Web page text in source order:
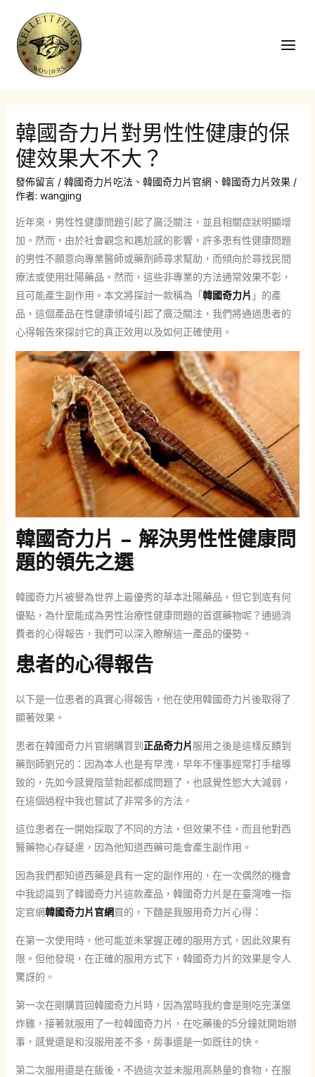
韓國奇力片對男性性健康的保
健效果大不大？
發佈留言 / 韓國奇力片吃法、 韓國奇力片官網、 韓國奇力片效果/
作者: wangjing
近年來，男性性健康問題引起了廣泛關注，並且相關症狀明顯增
加。然而，由於社會觀念和尷尬感的影響，許多患有性健康問題
的男性不願意向專業醫師或藥劑師尋求幫助，而傾向於尋找民間
療法或使用壯陽藥品。然而，這些非專業的方法通常效果不彰，
且可能產生副作用。本文將探討一款稱為「韓國奇力片 」的產
品，這個產品在性健康領域引起了廣泛關注，我們將通過患者的
心得報告來探討它的真正效用以及如何正確使用。
韓國奇力片 – 解決男性性健康問
題的領先之選
韓國奇力片被譽為世界上最優秀的草本壯陽藥品，但它到底有何
優點，為什麼能成為男性治療性健康問題的首選藥物呢？通過消
費者的心得報告，我們可以深入瞭解這一產品的優勢。
患者的心得報告
以下是一位患者的真實心得報告，他在使用韓國奇力片後取得了
顯著效果。
患者在韓國奇力片官網購買到正品奇力片服用之後是這樣反饋到
藥劑師劉兄的：因為本人也是有早洩，早年不懂事經常打手槍導
致的，先如今感覺陰莖勃起都成問題了，也感覺性慾大大減弱，
在這個過程中我也嘗試了非常多的方法。
這位患者在一開始採取了不同的方法，但效果不佳，而且他對西
醫藥物心存疑慮，因為他知道西藥可能會產生副作用。
因為我們都知道西藥是具有一定的副作用的，在一次偶然的機會
中我認識到了韓國奇力片這款產品，韓國奇力片是在臺灣唯一指
定官網韓國奇力片官網買的，下麵是我服用奇力片心得：
在第一次使用時，他可能並未掌握正確的服用方式，因此效果有
限。但他發現，在正確的服用方式下，韓國奇力片的效果是令人
驚訝的。
第一次在剛購買回韓國奇力片時，因為當時我約會是剛吃完漢堡
炸雞，接著就服用了一粒韓國奇力片，在吃藥後的5分鐘就開始辦
事，感覺還是和沒服用差不多，房事還是一如既往的快。
第二次服用還是在飯後，不過這次並未服用高熱量的食物，在服